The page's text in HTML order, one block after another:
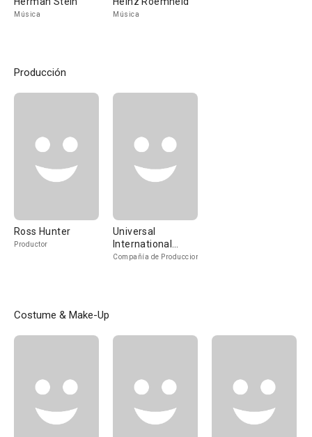
Música Música
Producción
Ross Hunter
Productor
Universal
International
Pictures
Compañía de Produccion
Costume & Make-Up